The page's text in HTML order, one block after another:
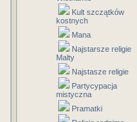
Kult szczątków
kostnych
Mana
Najstarsze religie
Malty
Najstasze religie
Partycypacja
mistyczna
Pramatki